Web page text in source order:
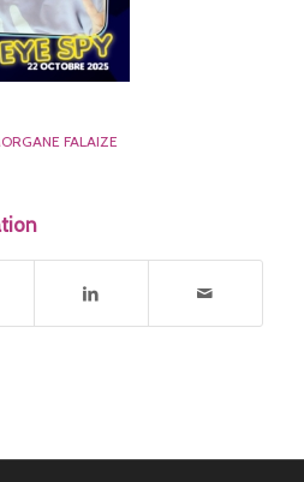
FALAIZE